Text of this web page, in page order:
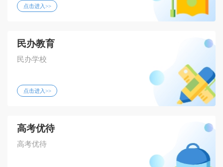
点击进入>>
民办教育
民办学校
点击进入>>
高考优待
高考优待